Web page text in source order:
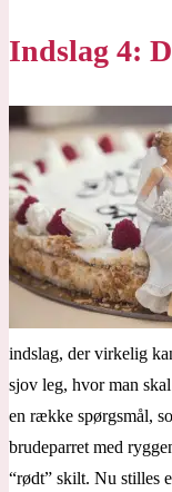
Indslag 4:
indslag, der virkelig
sjov leg, hvor man
en række spørgsmål,
brudeparret med
“rødt” skilt. Nu stilles